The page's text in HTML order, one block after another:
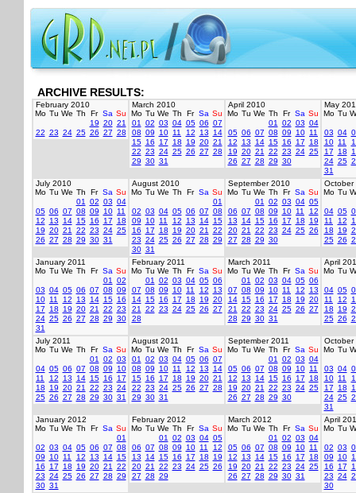
ARCHIVE RESULTS:
February 2010
Mo Tu We Th Fr Sa Su
19 20 21
22 23 24 25 26 27 28
March 2010
Mo Tu We Th Fr Sa Su
01
02 03 04 05 06 07
08 09 10 11 12 13
14
15 16 17 18 19 20 21
22 23 24 25 26 27 28
29 30 31
April 2010
Mo Tu We Th Fr Sa Su
01
02 03 04
05 06 07 08 09 10 11
12
13 14 15 16 17
18
19 20 21 22 23 24 25
26 27 28 29 30
May
Mo Tu
03 04
10 11
17
18
24 25
31
July 2010
Mo Tu We Th Fr Sa Su
01
02 03 04
05 06 07 08 09 10 11
12
13 14 15 16 17
18
19 20 21 22 23 24 25
26 27 28 29 30 31
August 2010
Mo Tu We Th Fr Sa Su
01
02 03 04 05 06 07 08
09
10 11 12 13 14 15
16
17 18 19 20 21
22
23 24 25 26 27 28 29
30 31
September 2010
Mo Tu We Th Fr Sa Su
01
02 03 04 05
06 07 08 09 10 11
12
13
14 15 16 17 18
19
20 21 22 23 24 25 26
27 28 29 30
October
Mo Tu
04 05
11
12
18
19
25 26
January 2011
Mo Tu We Th Fr Sa Su
01
02
03 04 05 06 07 08 09
10 11 12 13 14 15 16
17
18 19 20 21 22 23
24 25 26 27 28 29 30
31
February 2011
Mo Tu We Th Fr Sa Su
01
02 03 04 05 06
07 08 09 10 11 12
13
14 15 16 17 18 19 20
21
22 23 24 25 26 27
28
March 2011
Mo Tu We Th Fr Sa Su
01
02 03 04 05 06
07 08 09 10 11 12
13
14 15 16 17 18 19 20
21
22 23 24 25 26 27
28 29 30 31
April
Mo Tu
04 05
11
12
18
19
25 26
July 2011
Mo Tu We Th Fr Sa Su
01
02 03
04 05 06 07 08 09
10
11
12 13 14 15 16
17
18
19 20 21 22 23 24
25 26 27 28 29 30 31
August 2011
Mo Tu We Th Fr Sa Su
01
02 03 04 05 06 07
08 09 10 11 12 13
14
15 16 17 18 19 20 21
22 23 24 25 26 27 28
29 30 31
September 2011
Mo Tu We Th Fr Sa Su
01
02 03 04
05 06 07 08 09 10 11
12
13 14 15 16 17
18
19 20 21 22 23 24 25
26 27 28 29 30
October
Mo Tu
03 04
10 11
17
18
24 25
31
January 2012
Mo Tu We Th Fr Sa Su
01
02 03 04 05 06 07 08
09
10 11 12 13 14 15
16
17 18 19 20 21
22
23 24 25 26 27 28 29
30 31
February 2012
Mo Tu We Th Fr Sa Su
01
02 03 04 05
06 07 08 09 10 11
12
13
14 15 16 17 18
19
20 21 22 23 24 25 26
27 28 29
March 2012
Mo Tu We Th Fr Sa Su
01
02 03 04
05 06 07 08 09 10 11
12
13 14 15 16 17
18
19 20 21 22 23 24 25
26 27 28 29 30 31
April
Mo Tu
02 03
09
10
16
17
23 24
30